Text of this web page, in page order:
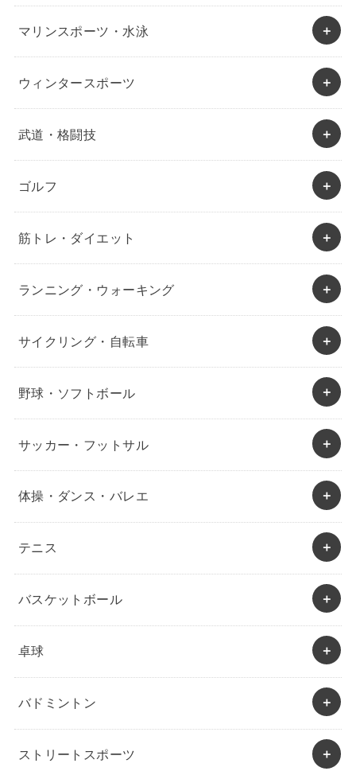
マリンスポーツ・水泳
ウィンタースポーツ
武道・格闘技
ゴルフ
筋トレ・ダイエット
ランニング・ウォーキング
サイクリング・自転車
野球・ソフトボール
サッカー・フットサル
体操・ダンス・バレエ
テニス
バスケットボール
卓球
バドミントン
ストリートスポーツ